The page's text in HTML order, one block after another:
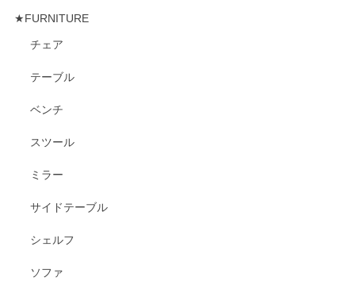
★FURNITURE
チェア
テーブル
ベンチ
スツール
ミラー
サイドテーブル
シェルフ
ソファ